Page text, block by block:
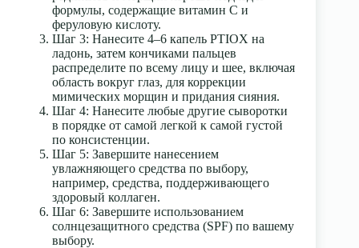
формулы, содержащие витамин С и
феруловую кислоту.
Шаг 3: Нанесите 4–6 капель PTIOX на
ладонь, затем кончиками пальцев
распределите по всему лицу и шее, включая
область вокруг глаз, для коррекции
мимических морщин и придания сияния.
Шаг 4: Нанесите любые другие сыворотки
в порядке от самой легкой к самой густой
по консистенции.
Шаг 5: Завершите нанесением
увлажняющего средства по выбору,
например, средства, поддерживающего
здоровый коллаген.
Шаг 6: Завершите использованием
солнцезащитного средства (SPF) по вашему
выбору.